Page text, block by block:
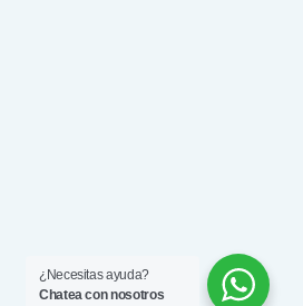
¿Necesitas ayuda?
Chatea con nosotros